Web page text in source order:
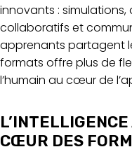
innovants :
collaboratifs et
apprenants partagent
formats offre plus de
l’humain au cœur de
CŒUR DES